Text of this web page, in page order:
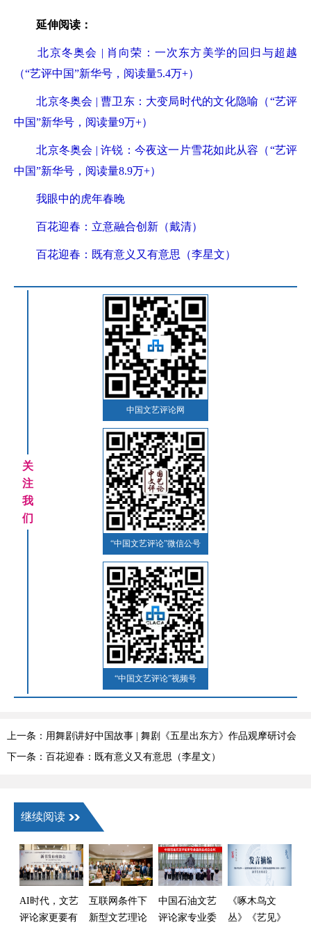
延伸阅读：
北京冬奥会 | 肖向荣：一次东方美学的回归与超越
（“艺评中国”新华号，阅读量5.4万+）
北京冬奥会 | 曹卫东：大变局时代的文化隐喻（“艺评
中国”新华号，阅读量9万+）
北京冬奥会 | 许锐：今夜这一片雪花如此从容（“艺评
中国”新华号，阅读量8.9万+）
我眼中的虎年春晚
百花迎春：立意融合创新（戴清）
百花迎春：既有意义又有意思（李星文）
关
注
我
们
中国文艺评论网
“中国文艺评论”微信公号
“中国文艺评论”视频号
上一条：用舞剧讲好中国故事 | 舞剧《五星出东方》作品观摩研讨会
举办
下一条：百花迎春：既有意义又有意思（李星文）
继续阅读
AI时代，文艺
评论家更要有
互联网条件下
新型文艺理论
中国石油文艺
评论家专业委
《啄木鸟文
丛》《艺见》